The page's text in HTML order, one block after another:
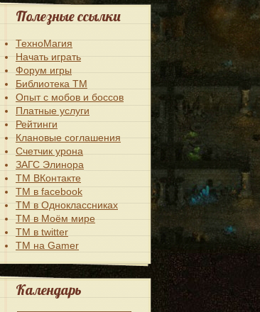
Полезные ссылки
ТехноМагия
Начать играть
Форум игры
Библиотека ТМ
Опыт с мобов и боссов
Платные услуги
Рейтинги
Клановые соглашения
Счетчик урона
ЗАГС Элинора
ТМ ВКонтакте
ТМ в facebook
ТМ в Одноклассниках
ТМ в Моём мире
ТМ в twitter
ТМ на Gamer
Календарь